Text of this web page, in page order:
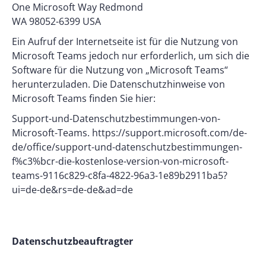
One Microsoft Way Redmond
WA 98052-6399 USA
Ein Aufruf der Internetseite ist für die Nutzung von
Microsoft Teams jedoch nur erforderlich, um sich die
Software für die Nutzung von „Microsoft Teams“
herunterzuladen. Die Datenschutzhinweise von
Microsoft Teams finden Sie hier:
Support-und-Datenschutzbestimmungen-von-
Microsoft-Teams. https://support.microsoft.com/de-
de/office/support-und-datenschutzbestimmungen-
f%c3%bcr-die-kostenlose-version-von-microsoft-
teams-9116c829-c8fa-4822-96a3-1e89b2911ba5?
ui=de-de&rs=de-de&ad=de
Datenschutzbeauftragter